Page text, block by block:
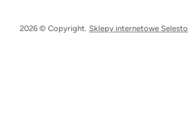
2026 © Copyright. Sklepy internetowe Selesto